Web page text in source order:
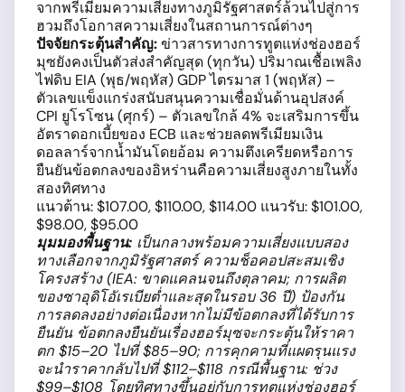
จากพรีเมียมความเสี่ยงทางภูมิรัฐศาสตร์ล้วนไปสู่การ
ฮวมถึงโอกาสความเสี่ยงในสถานการณ์ต่างๆ
ปัจจัยกระตุ้นสำคัญ:ข่าวสารทางการทูตแห่งช่องฮอร์
มุซยังคงเป็นตัวส่งสำคัญสุด (ทุกวัน) ปริมาณเชื้อเพลิง
ไฟดิบ EIA (พุธ/พฤหัส) GDP ไตรมาส 1 (พฤหัส) –
ตัวเลขแข็งแกร่งสนับสนุนความเชื่อมั่นด้านอุปสงค์
CPI ยูโรโซน (ศุกร์) – ตัวเลขใกล้ 4% จะเสริมการขึ้น
อัตราดอกเบี้ยของ ECB และช่วยลดพรีเมียมเงิน
ดอลลาร์จากน้ำมันโดยอ้อม ความตึงเครียดหรือการ
ยืนยันข้อตกลงของอิหร่านคือความเสี่ยงสูงภายในทั้ง
สองทิศทาง
แนวต้าน: $107.00, $110.00, $114.00 แนวรับ: $101.00,
$98.00, $95.00
มุมมองพื้นฐาน: เป็นกลางพร้อมความเสี่ยงแบบสอง
ทางเลือกจากภูมิรัฐศาสตร์ ความช็อคอปสะสมเชิง
โครงสร้าง (IEA: ขาดแคลนจนถึงตุลาคม; การผลิต
ของซาอุดิโอัเรเบียต่ำและสุดในรอบ 36 ปี) ป้องกัน
การลดลงอย่างต่อเนื่องหากไม่มีข้อตกลงที่ได้รับการ
ยืนยัน ข้อตกลงยืนยันเรื่องฮอร์มุซจะกระตุ้นให้ราคา
ตก $15–20 ไปที่ $85–90; การคุกคามที่แผดรุนแรง
จะนำราคากลับไปที่ $112–$118 กรณีพื้นฐาน: ช่วง
$99–$108 โดยทิศทางขึ้นอยู่กับการทูตแห่งช่องฮอร์